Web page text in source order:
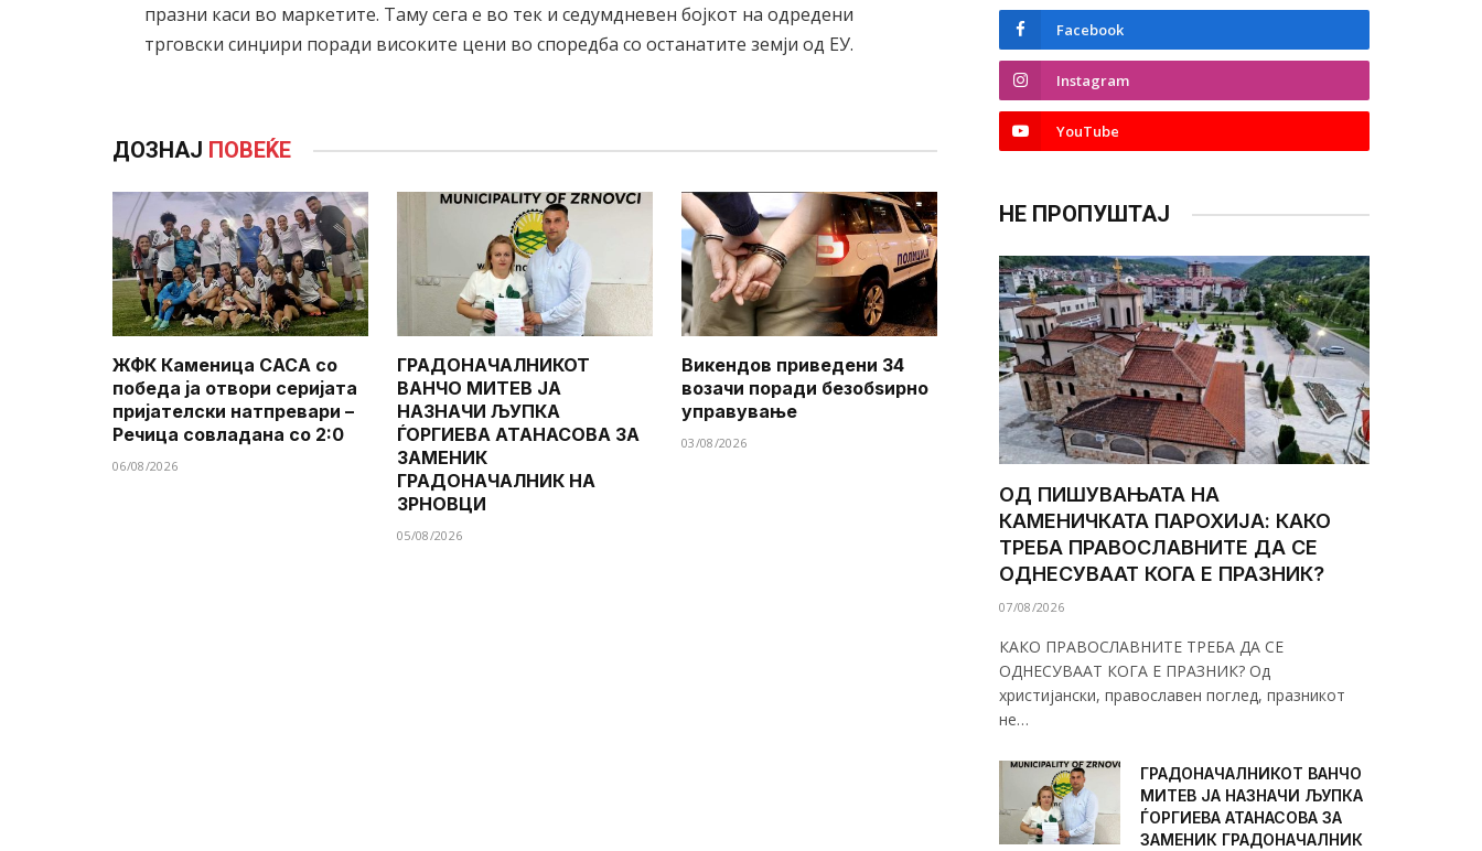
празни каси во маркетите. Таму сега е во тек и седумдневен бојкот на одредени
трговски синџири поради високите цени во споредба со останатите земји од ЕУ.
ДОЗНАЈ ПОВЕЌЕ
ЖФК Каменица САСА со
победа ја отвори серијата
пријателски натпревари –
Речица совладана со 2:0
06/08/2026
ГРАДОНАЧАЛНИКОТ
ВАНЧО МИТЕВ ЈА
НАЗНАЧИ ЉУПКА
ЃОРГИЕВА АТАНАСОВА ЗА
ЗАМЕНИК
ГРАДОНАЧАЛНИК НА
ЗРНОВЦИ
05/08/2026
Викендов приведени 34
возачи поради безобѕирно
управување
03/08/2026
Facebook
Instagram
YouTube
НЕ ПРОПУШТАЈ
ОД ПИШУВАЊАТА НА
КАМЕНИЧКАТА ПАРОХИЈА: КАКО
ТРЕБА ПРАВОСЛАВНИТЕ ДА СЕ
ОДНЕСУВААТ КОГА Е ПРАЗНИК?
07/08/2026
КАКО ПРАВОСЛАВНИТЕ ТРЕБА ДА СЕ
ОДНЕСУВААТ КОГА Е ПРАЗНИК? Од
христијански, православен поглед, празникот
не…
ГРАДОНАЧАЛНИКОТ ВАНЧО
МИТЕВ ЈА НАЗНАЧИ ЉУПКА
ЃОРГИЕВА АТАНАСОВА ЗА
ЗАМЕНИК ГРАДОНАЧАЛНИК